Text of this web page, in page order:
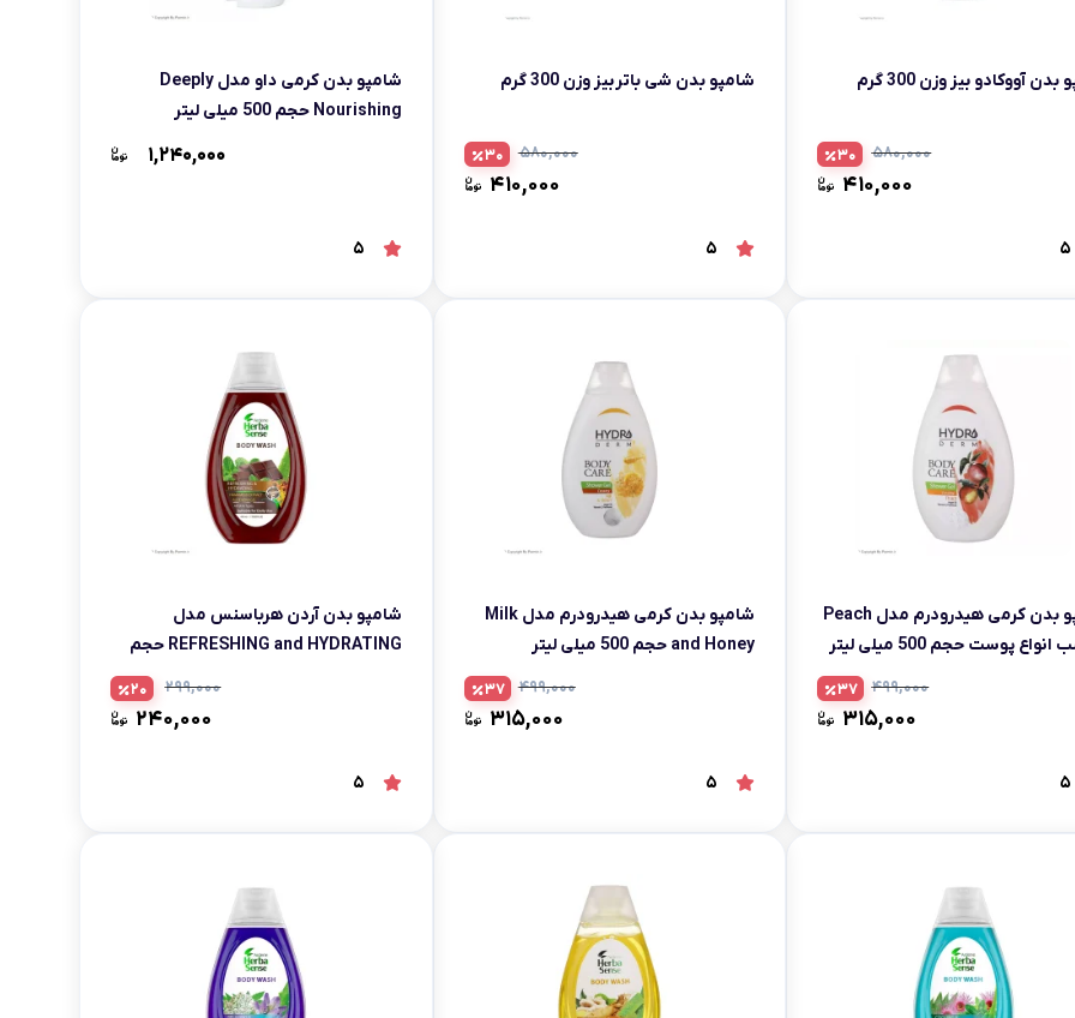
آووکادو بیز وزن 300 گرم
۵۸۰,۰۰۰
۴۱۰,۰۰۰
30
5
شامپو بدن شی باتر بیز وزن 300 گرم
۵۸۰,۰۰۰
۴۱۰,۰۰۰
30
5
شامپو بدن کرمی داو مدل Deeply
Nourishing حجم 500 میلی لیتر
۱,۲۴۰,۰۰۰
5
شامپو بدن کرمی هیدرودرم مدل Peach
پوست حجم 500 میلی لیتر
۴۹۹,۰۰۰
۳۱۵,۰۰۰
37
5
شامپو بدن کرمی هیدرودرم مدل Milk
and Honey حجم 500 میلی لیتر
۴۹۹,۰۰۰
۳۱۵,۰۰۰
37
5
شامپو بدن آردن هرباسنس مدل
REFRESHING and HYDRATING حجم
۲۹۹,۰۰۰
۲۴۰,۰۰۰
20
5